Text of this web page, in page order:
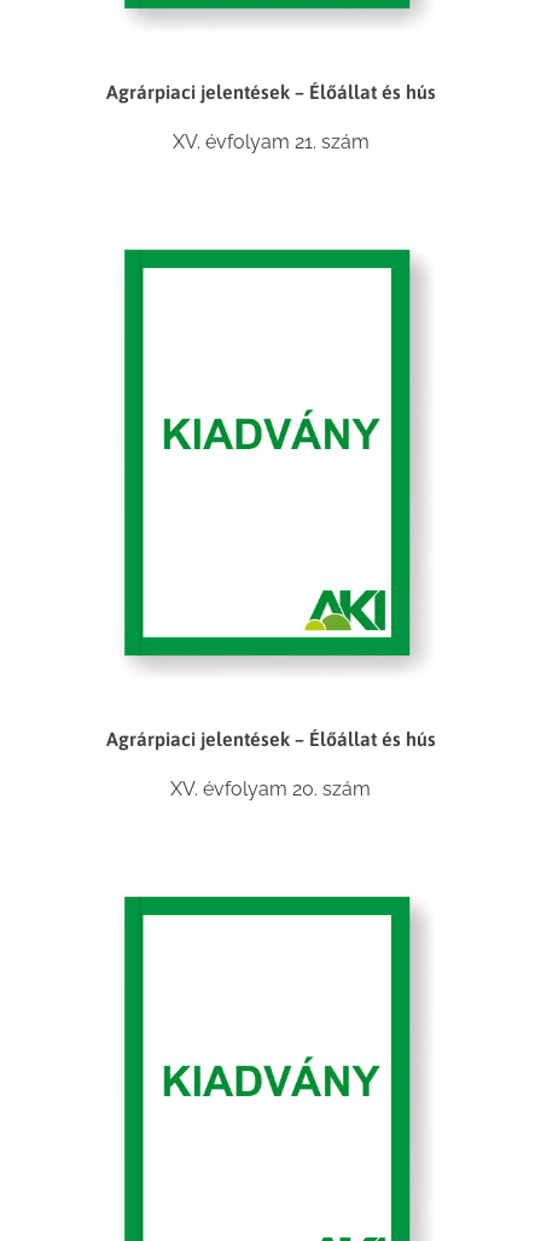
Agrárpiaci jelentések – Élőállat és hús
XV. évfolyam 21. szám
Agrárpiaci jelentések – Élőállat és hús
XV. évfolyam 20. szám